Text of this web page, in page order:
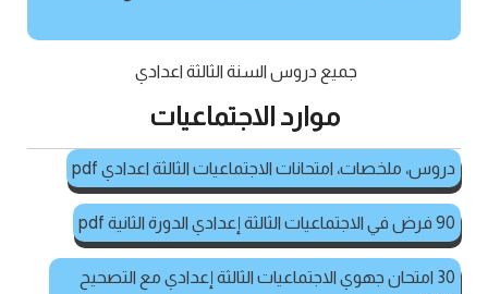
جميع دروس السنة الثالثة اعدادي
موارد الاجتماعيات
دروس، ملخصات، امتحانات الاجتماعيات الثالثة اعدادي pdf
90 فرض في الاجتماعيات الثالثة إعدادي الدورة الثانية pdf
30 امتحان جهوي الاجتماعيات الثالثة إعدادي مع التصحيح